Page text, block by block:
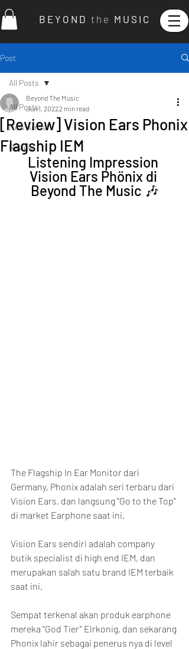
B E Y O N D t h e M U S I C
Post
All Posts
New Arrival
Review
All Posts
[Review] Vision Ears Phonix
Flagship IEM
Beyond The Music
Jun 1, 20222 min read
Listening Impression
Vision Ears Phönix di
Beyond The Music 🎶
The Flagship In Ear Monitor dari
Germany, Phonix adalah seri terbaru dari
Vision Ears, dan langsung "Go to the Top"
di market Earphone saat ini.
Vision Ears sendiri adalah company
butik specialist di high end IEM, dan
merupakan salah satu brand IEM terbaik
saat ini.
Sempat terkenal akan produk earphone
mereka "God Tier" Elrkonig, dan sekarang
Phonix lahir sebagai penerus nya di level